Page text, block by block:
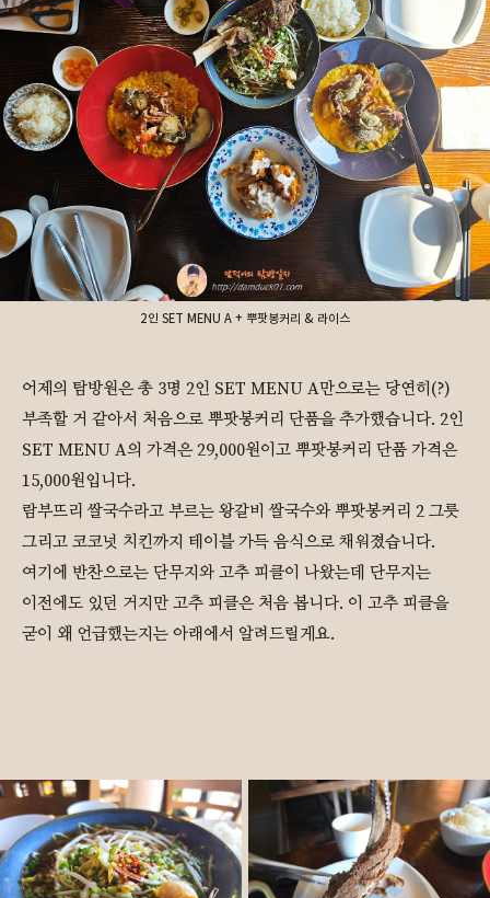
2인 SET MENU A + 뿌팟봉커리 & 라이스
어제의 탐방원은 총 3명 2인 SET MENU A만으로는 당연히(?)
부족할 거 같아서 처음으로 뿌팟봉커리 단품을 추가했습니다. 2인
SET MENU A의 가격은 29,000원이고 뿌팟봉커리 단품 가격은
15,000원입니다.
람부뜨리 쌀국수라고 부르는 왕갈비 쌀국수와 뿌팟봉커리 2 그릇
그리고 코코넛 치킨까지 테이블 가득 음식으로 채워졌습니다.
여기에 반찬으로는 단무지와 고추 피클이 나왔는데 단무지는
이전에도 있던 거지만 고추 피클은 처음 봅니다. 이 고추 피클을
굳이 왜 언급했는지는 아래에서 알려드릴게요.